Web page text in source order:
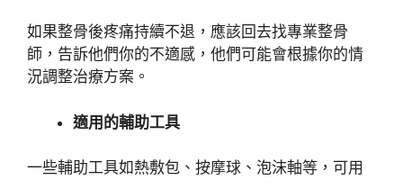
如果整骨後疼痛持續不退，應該回去找專業整骨
師，告訴他們你的不適感，他們可能會根據你的情
況調整治療方案。
適用的輔助工具
一些輔助工具如熱敷包、按摩球、泡沫軸等，可用